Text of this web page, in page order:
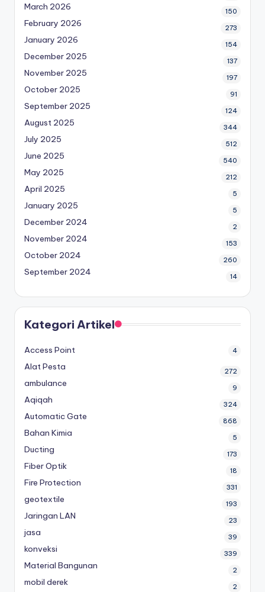
March 2026 150
February 2026 273
January 2026 154
December 2025 137
November 2025 197
October 2025 91
September 2025 124
August 2025 344
July 2025 512
June 2025 540
May 2025 212
April 2025 5
January 2025 5
December 2024 2
November 2024 153
October 2024 260
September 2024 14
Kategori Artikel
Access Point 4
Alat Pesta 272
ambulance 9
Aqiqah 324
Automatic Gate 868
Bahan Kimia 5
Ducting 173
Fiber Optik 18
Fire Protection 331
geotextile 193
Jaringan LAN 23
jasa 39
konveksi 339
Material Bangunan 2
mobil derek 2